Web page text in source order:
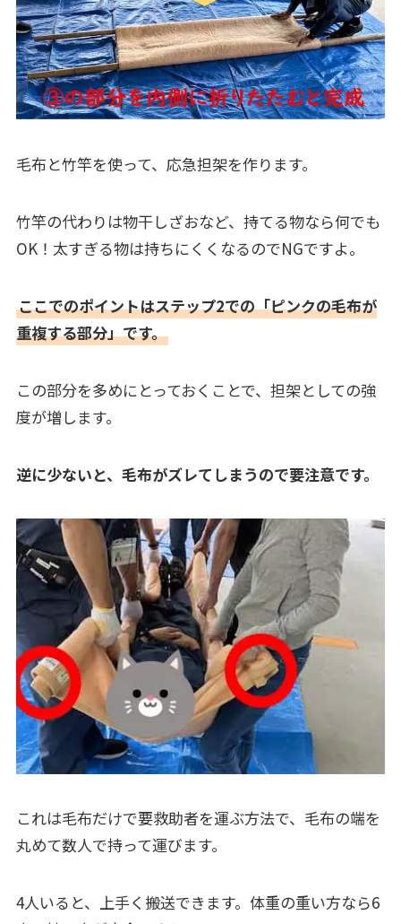
毛布と竹竿を使って、応急担架を作ります。
竹竿の代わりは物干しざおなど、持てる物なら何でも
OK！太すぎる物は持ちにくくなるのでNGですよ。
ここでのポイントはステップ2での「ピンクの毛布が
重複する部分」です。
この部分を多めにとっておくことで、担架としての強
度が増します。
逆に少ないと、毛布がズレてしまうので要注意です。
これは毛布だけで要救助者を運ぶ方法で、毛布の端を
丸めて数人で持って運びます。
4人いると、上手く搬送できます。体重の重い方なら6